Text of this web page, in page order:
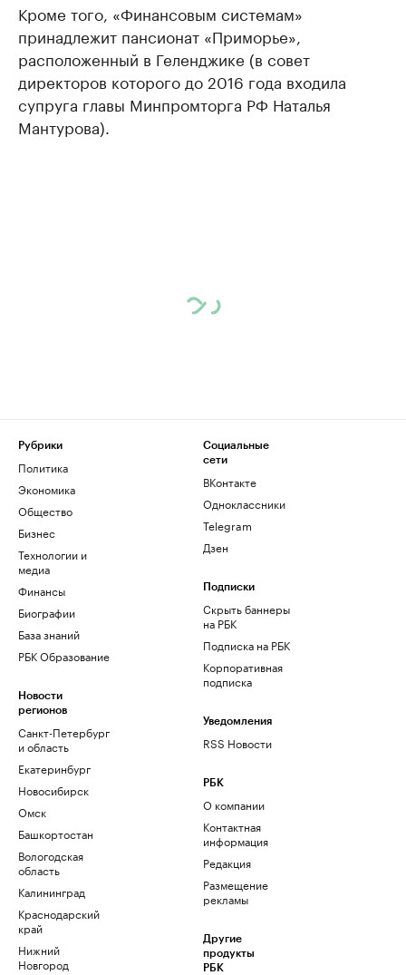
Кроме того, «Финансовым системам»
принадлежит пансионат «Приморье»,
расположенный в Геленджике (в совет
директоров которого до 2016 года входила
супруга главы Минпромторга РФ Наталья
Мантурова).
Рубрики
Политика
Экономика
Общество
Бизнес
Технологии и
медиа
Финансы
Биографии
База знаний
РБК Образование
Новости
регионов
Санкт-Петербург
и область
Екатеринбург
Новосибирск
Омск
Башкортостан
Вологодская
область
Калининград
Краснодарский
край
Нижний
Новгород
Социальные
сети
ВКонтакте
Одноклассники
Telegram
Дзен
Подписки
Скрыть баннеры
на РБК
Подписка на РБК
Корпоративная
подписка
Уведомления
RSS Новости
РБК
О компании
Контактная
информация
Редакция
Размещение
рекламы
Другие
продукты
РБК